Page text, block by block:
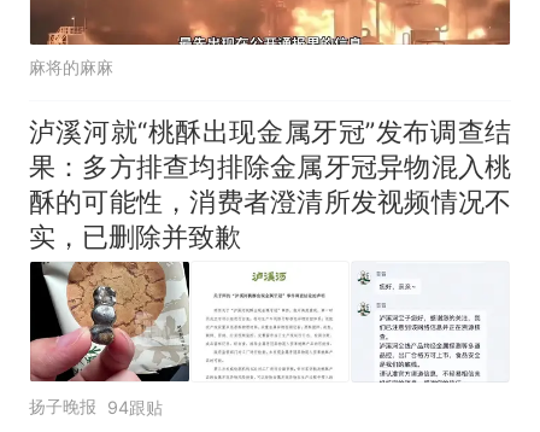
麻将的麻麻
泸溪河就“桃酥出现金属牙冠”发布调查结
果：多方排查均排除金属牙冠异物混入桃
酥的可能性，消费者澄清所发视频情况不
实，已删除并致歉
扬子晚报 94跟贴